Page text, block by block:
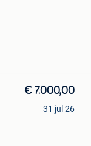
€ 7.000,00
31 jul 26